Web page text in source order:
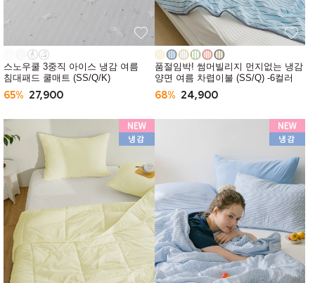
스노우쿨 3중직 아이스 냉감 여름
침대패드 쿨매트 (SS/Q/K)
65% 27,900
품절임박! 썸머빌리지 먼지없는 냉감
양면 여름 차렵이불 (SS/Q) -6컬러
68% 24,900